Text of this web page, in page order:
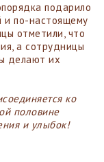
подарило
и по-настоящему
отметили, что
а сотрудницы
делают их
ко
половине
и улыбок!